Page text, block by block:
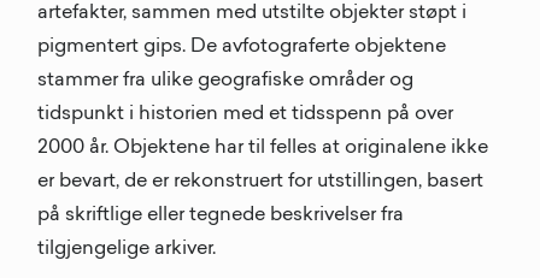
artefakter, sammen med utstilte objekter støpt i
pigmentert gips. De avfotograferte objektene
stammer fra ulike geografiske områder og
tidspunkt i historien med et tidsspenn på over
2000 år. Objektene har til felles at originalene ikke
er bevart, de er rekonstruert for utstillingen, basert
på skriftlige eller tegnede beskrivelser fra
tilgjengelige arkiver.